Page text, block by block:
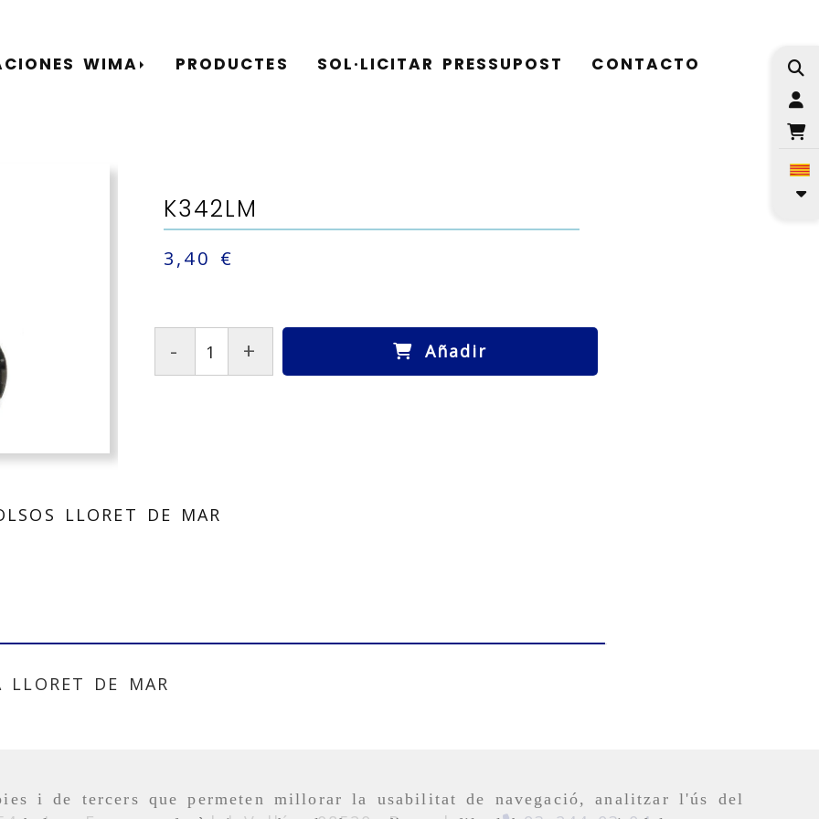
i de tercers que permeten millorar la usabilitat de navegació, analitzar l'ús del
WIMA PRODUCTES SOL·LICITAR PRESSUPOST CONTACTO
K342LM
3,40 €
- + Añadir
LLORET DE MAR
LLORET DE MAR